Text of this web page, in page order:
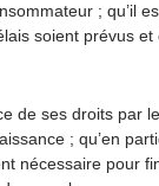
; qu’il
soient prévus
de ses droits par
; qu’en
nécessaire pour